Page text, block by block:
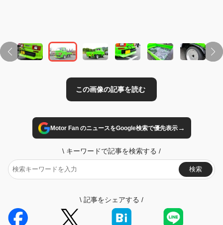
Motor Fan のニュースをGoogle検索で優先表示→
\ キーワードで記事を検索する /
検索
\ 記事をシェアする /